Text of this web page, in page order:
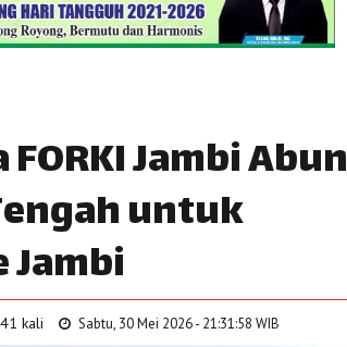
Jambi Abun
untuk
kali Sabtu, 30 Mei 2026 - 21:31:58 WIB